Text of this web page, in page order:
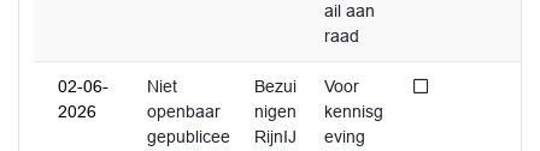
ail aan
raad
02-06-
2026
Niet
openbaar
gepublicee
Bezui
nigen
RijnIJ
Voor
kennisg
eving
Niet afgedaan